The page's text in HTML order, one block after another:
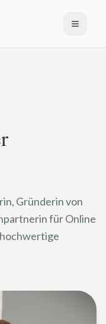
Menü
Gründerin von
für Online